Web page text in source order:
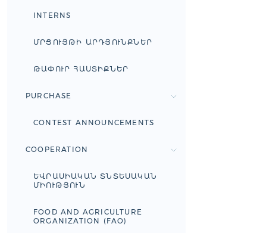
INTERNS
ՄՐՑՈՒՅԹԻ ԱՐԴՅՈՒՆՔՆԵՐ
ԹԱՓՈՒՐ ՀԱՍՏԻՔՆԵՐ
PURCHASE
CONTEST ANNOUNCEMENTS
COOPERATION
ԵՎՐԱՍԻԱԿԱՆ ՏՆՏԵՍԱԿԱՆ
ՄԻՈՒԹՅՈՒՆ
FOOD AND AGRICULTURE
ORGANIZATION (FAO)